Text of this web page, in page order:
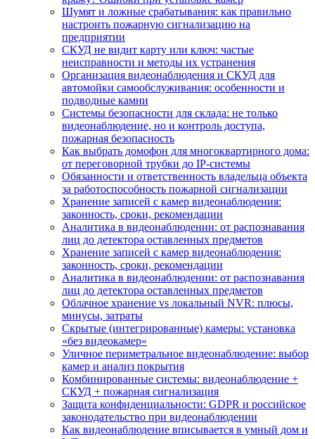
Шумят и ложные срабатывания: как правильно
настроить пожарную сигнализацию на
предприятии
СКУД не видит карту или ключ: частые
неисправности и методы их устранения
Организация видеонаблюдения и СКУД для
автомойки самообслуживания: особенности и
подводные камни
Системы безопасности для склада: не только
видеонаблюдение, но и контроль доступа,
пожарная безопасность
Как выбрать домофон для многоквартирного дома:
от переговорной трубки до IP-системы
Обязанности и ответственность владельца объекта
за работоспособность пожарной сигнализации
Хранение записей с камер видеонаблюдения:
законность, сроки, рекомендации
Аналитика в видеонаблюдении: от распознавания
лиц до детектора оставленных предметов
Хранение записей с камер видеонаблюдения:
законность, сроки, рекомендации
Аналитика в видеонаблюдении: от распознавания
лиц до детектора оставленных предметов
Облачное хранение vs локальный NVR: плюсы,
минусы, затраты
Скрытые (интегрированные) камеры: установка
«без видеокамер»
Уличное периметральное видеонаблюдение: выбор
камер и анализ покрытия
Комбинированные системы: видеонаблюдение +
СКУД + пожарная сигнализация
Защита конфиденциальности: GDPR и российское
законодательство при видеонаблюдении
Как видеонаблюдение вписывается в умный дом и